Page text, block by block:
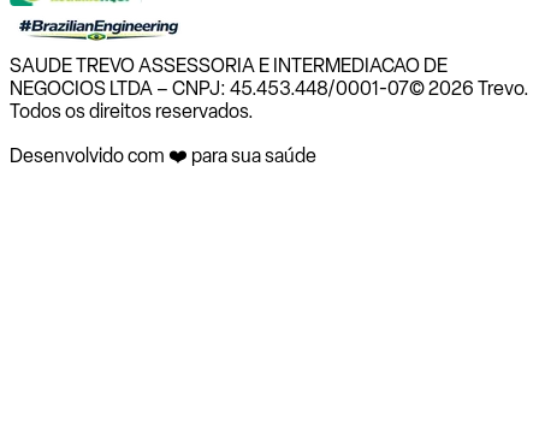
SAUDE TREVO ASSESSORIA E INTERMEDIACAO DE
NEGOCIOS LTDA – CNPJ: 45.453.448/0001-07© 2026 Trevo.
Todos os direitos reservados.
Desenvolvido com ❤️ para sua saúde